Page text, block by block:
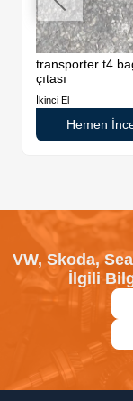
transporter t4
çıtası
İkinci El
Hemen
VW, Skoda,
İlgili